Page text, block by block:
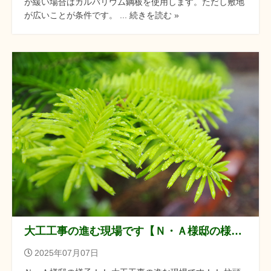
が広いことが条件です。 ... 続きを読む »
大工工事の進む現場です【Ｎ・Ａ様邸の様子】
2025年07月07日